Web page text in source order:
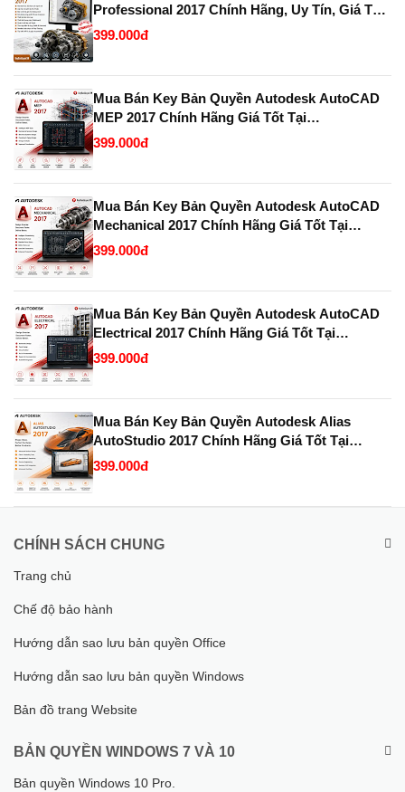
Professional 2017 Chính Hãng, Uy Tín, Giá Tốt
Tại KeyBanQuyen.VN
399.000đ
Mua Bán Key Bản Quyền Autodesk AutoCAD
MEP 2017 Chính Hãng Giá Tốt Tại
KeyBanQuyen.VN
399.000đ
Mua Bán Key Bản Quyền Autodesk AutoCAD
Mechanical 2017 Chính Hãng Giá Tốt Tại
KeyBanQuyen.VN
399.000đ
Mua Bán Key Bản Quyền Autodesk AutoCAD
Electrical 2017 Chính Hãng Giá Tốt Tại
KeyBanQuyen.VN
399.000đ
Mua Bán Key Bản Quyền Autodesk Alias
AutoStudio 2017 Chính Hãng Giá Tốt Tại
KeyBanQuyen.VN
399.000đ
CHÍNH SÁCH CHUNG
Trang chủ
Chế độ bảo hành
Hướng dẫn sao lưu bản quyền Office
Hướng dẫn sao lưu bản quyền Windows
Bản đồ trang Website
BẢN QUYỀN WINDOWS 7 VÀ 10
Bản quyền Windows 10 Pro.